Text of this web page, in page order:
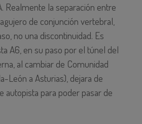
Realmente la separación entre
de conjunción vertebral,
no una discontinuidad. Es
A6, en su paso por el túnel del
al cambiar de Comunidad
León a Asturias), dejara de
autopista para poder pasar de